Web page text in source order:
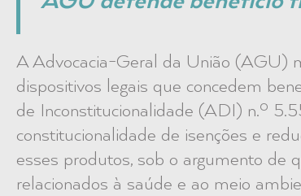
A Advocacia-Geral da União (AGU)
dispositivos legais que concedem
de Inconstitucionalidade (ADI) n.º
constitucionalidade de isenções e
esses produtos, sob o argumento de
relacionados à saúde e ao meio